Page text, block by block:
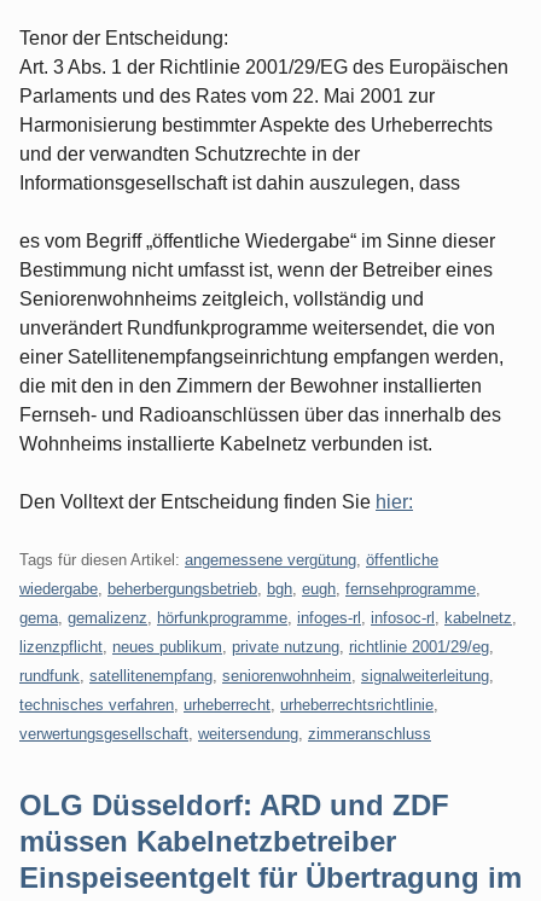
Tenor der Entscheidung:
Art. 3 Abs. 1 der Richtlinie 2001/29/EG des Europäischen
Parlaments und des Rates vom 22. Mai 2001 zur
Harmonisierung bestimmter Aspekte des Urheberrechts
und der verwandten Schutzrechte in der
Informationsgesellschaft ist dahin auszulegen, dass
es vom Begriff „öffentliche Wiedergabe“ im Sinne dieser
Bestimmung nicht umfasst ist, wenn der Betreiber eines
Seniorenwohnheims zeitgleich, vollständig und
unverändert Rundfunkprogramme weitersendet, die von
einer Satellitenempfangseinrichtung empfangen werden,
die mit den in den Zimmern der Bewohner installierten
Fernseh- und Radioanschlüssen über das innerhalb des
Wohnheims installierte Kabelnetz verbunden ist.
Den Volltext der Entscheidung finden Sie hier:
Tags für diesen Artikel: angemessene vergütung öffentliche
wiedergabe
beherbergungsbetrieb bgh eugh fernsehprogramme
gema gemalizenz hörfunkprogramme infoges-rl infosoc-rl kabelnetz
lizenzpflicht neues publikum private nutzung richtlinie 2001/29/eg
rundfunk satellitenempfang seniorenwohnheim signalweiterleitung
technisches verfahren urheberrecht urheberrechtsrichtlinie
verwertungsgesellschaft weitersendung zimmeranschluss
OLG Düsseldorf: ARD und ZDF
müssen Kabelnetzbetreiber
Einspeiseentgelt für Übertragung im